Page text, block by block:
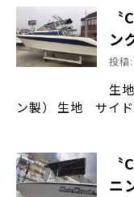
ン
投稿
生
ン製） 生地 サイ
ニ